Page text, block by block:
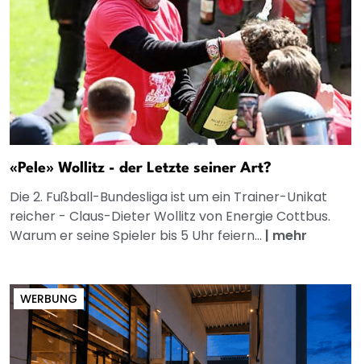
«Pele» Wollitz - der Letzte seiner Art?
Die 2. Fußball-Bundesliga ist um ein Trainer-Unikat
reicher - Claus-Dieter Wollitz von Energie Cottbus.
Warum er seine Spieler bis 5 Uhr feiern... | mehr
WERBUNG